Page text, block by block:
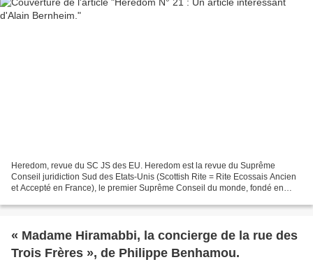
Heredom, revue du SC JS des EU. Heredom est la revue du Suprême
Conseil juridiction Sud des Etats-Unis (Scottish Rite = Rite Ecossais Ancien
et Accepté en France), le premier Suprême Conseil du monde, fondé en
« Madame Hiramabbi, la concierge de la rue des
Trois Frères », de Philippe Benhamou.